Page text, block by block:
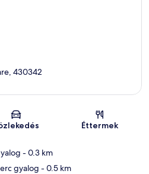
Térkép
430342
Éttermek
- 0.3 km
gyalog - 0.5 km